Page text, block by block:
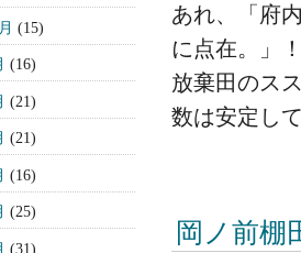
あれ、「府
に点在。」
放棄田のス
数は安定し
岡ノ前棚
(15)
(16)
(21)
(21)
(16)
(25)
(31)